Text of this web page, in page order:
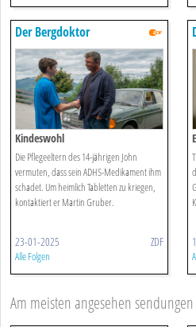
Der Bergdoktor
Kindeswohl
Die Pflegeeltern des 14-jährigen John
vermuten, dass sein ADHS-Medikament ihm
schadet. Um heimlich Tabletten zu kriegen,
kontaktiert er Martin Gruber.
23-01-2025 ZDF
Alle Folgen
Am meisten angesehen